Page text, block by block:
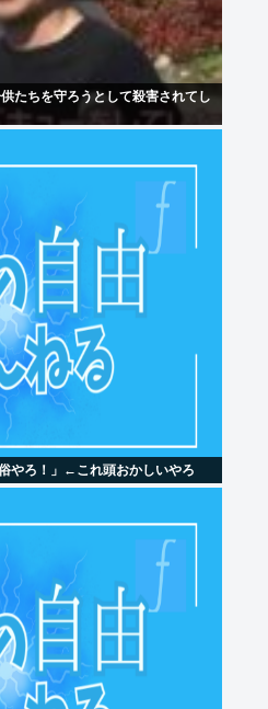
たちを守ろうとして殺害されてし
やろ！」←これ頭おかしいやろ